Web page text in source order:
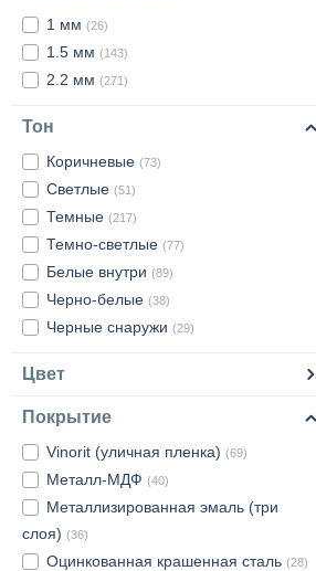
1 мм (26)
1.5 мм (143)
2.2 мм (271)
Тон
Коричневые (73)
Светлые (51)
Темные (217)
Темно-светлые (77)
Белые внутри (89)
Черно-белые (38)
Черные снаружи (29)
Цвет
Покрытие
Vinorit (уличная пленка) (69)
Металл-МДФ (40)
Металлизированная эмаль (три
слоя) (36)
Оцинкованная крашенная сталь (28)